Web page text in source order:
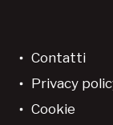
Contatti
Privacy
Cookie